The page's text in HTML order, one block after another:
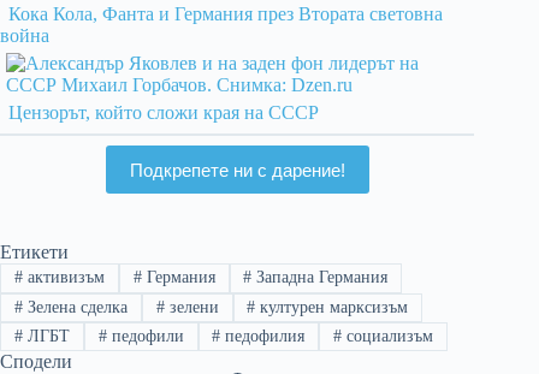
Кока Кола, Фанта и Германия през Втората световна
война
Цензорът, който сложи края на СССР
Подкрепете ни с дарение!
Етикети
#активизъм #Германия # Западна Германия
#Зелена сделка #зелени # културен марксизъм
#ЛГБТ #педофили # педофилия # социализъм
Сподели